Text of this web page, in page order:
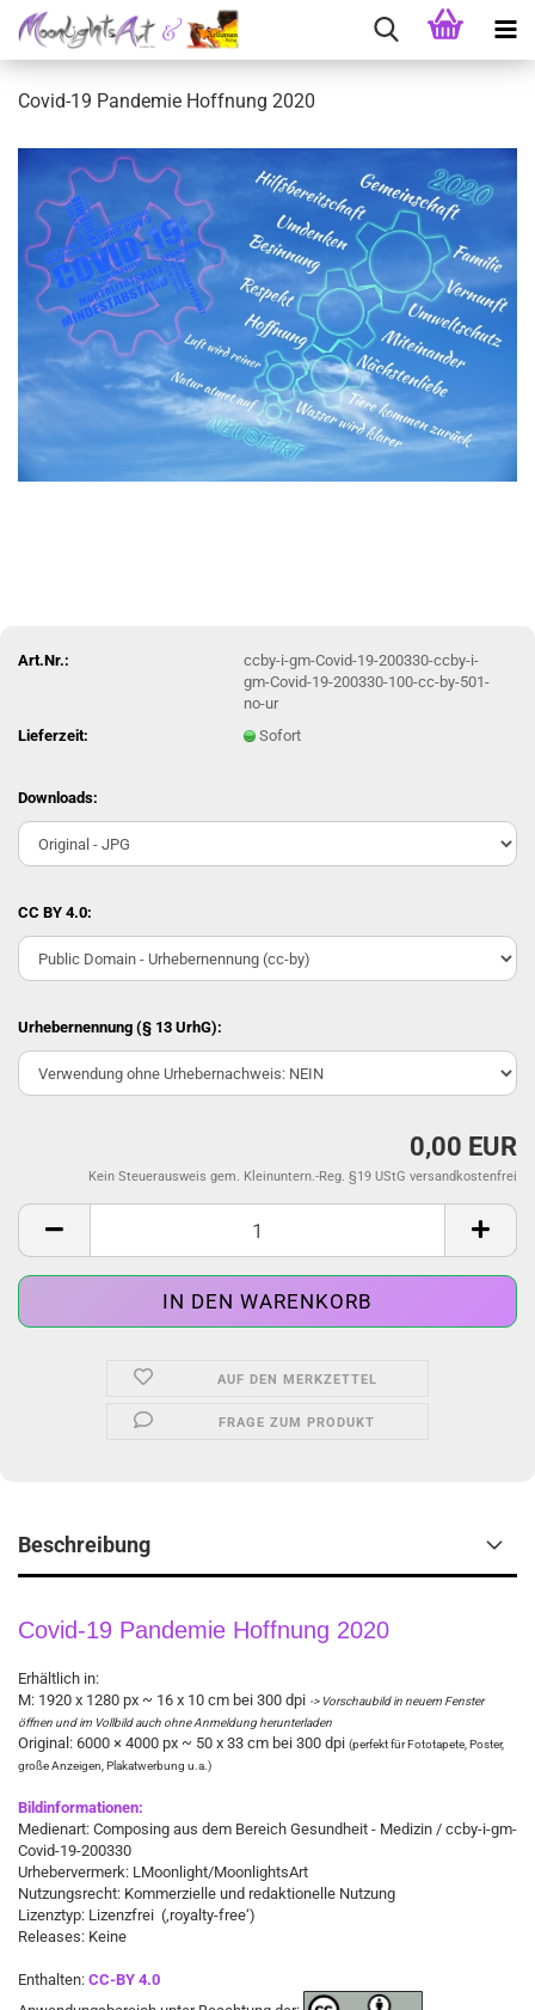
Covid-19 Pandemie Hoffnung 2020
Art.Nr.:
ccby-i-gm-Covid-19-200330-ccby-i-
gm-Covid-19-200330-100-cc-by-501-
no-ur
Lieferzeit:
Sofort
Downloads:
CC BY 4.0:
Urhebernennung (§ 13 UrhG):
0,00 EUR
Kein Steuerausweis gem. Kleinuntern.-Reg. §19 UStG versandkostenfrei
AUF DEN MERKZETTEL
FRAGE ZUM PRODUKT
Beschreibung
Covid-19 Pandemie Hoffnung 2020
Erhältlich in:
M: 1920 x 1280 px ~ 16 x 10 cm bei 300 dpi -> Vorschaubild in neuem Fenster
öffnen und im Vollbild auch ohne Anmeldung herunterladen
Original: 6000 × 4000 px ~ 50 x 33 cm bei 300 dpi (perfekt für Fototapete, Poster,
große Anzeigen, Plakatwerbung u.a.)​
Bildinformationen:
Medienart: Composing aus dem Bereich Gesundheit - Medizin / ccby-i-gm-
Covid-19-200330
Urhebervermerk: LMoonlight/MoonlightsArt
Nutzungsrecht: Kommerzielle und redaktionelle Nutzung
Lizenztyp: Lizenzfrei (‚royalty-free‘)
Releases: Keine
Enthalten: CC-BY 4.0